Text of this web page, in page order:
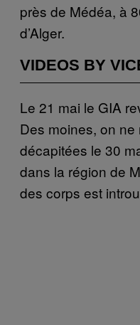
près de Médéa, à
d’Alger.
VIDEOS BY
Le 21 mai le GIA
Des moines, on
décapitées le 30
dans la région de
des corps est